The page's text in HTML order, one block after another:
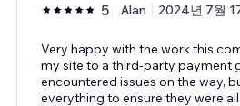
5 Alan 2024년 7월
Very happy with the work this
my site to a third-party payment
encountered issues on the way,
everything to ensure they were